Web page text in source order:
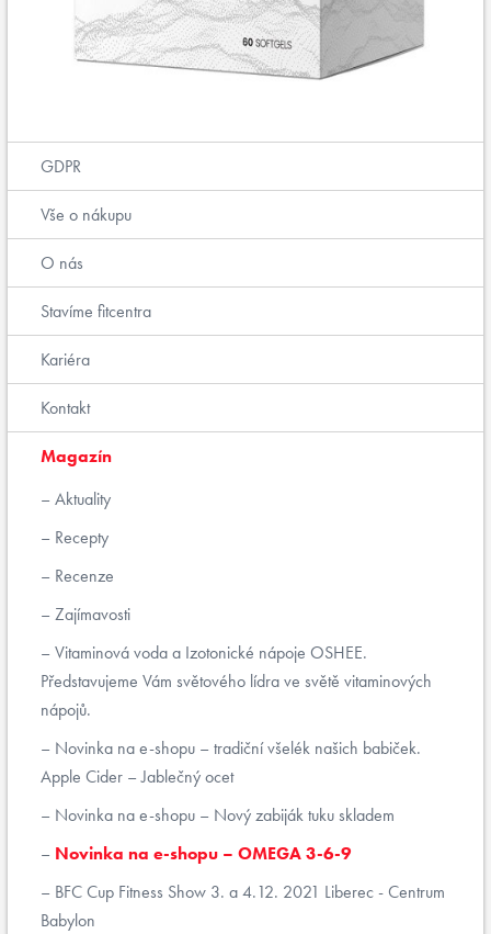
GDPR
Vše o nákupu
O nás
Stavíme fitcentra
Kariéra
Kontakt
Magazín
Aktuality
Recepty
Recenze
Zajímavosti
Vitaminová voda a Izotonické nápoje OSHEE.
Představujeme Vám světového lídra ve světě vitaminových
nápojů.
Novinka na e-shopu – tradiční všelék našich babiček.
Apple Cider – Jablečný ocet
Novinka na e-shopu – Nový zabiják tuku skladem
Novinka na e-shopu – OMEGA 3-6-9
BFC Cup Fitness Show 3. a 4.12. 2021 Liberec - Centrum
Babylon